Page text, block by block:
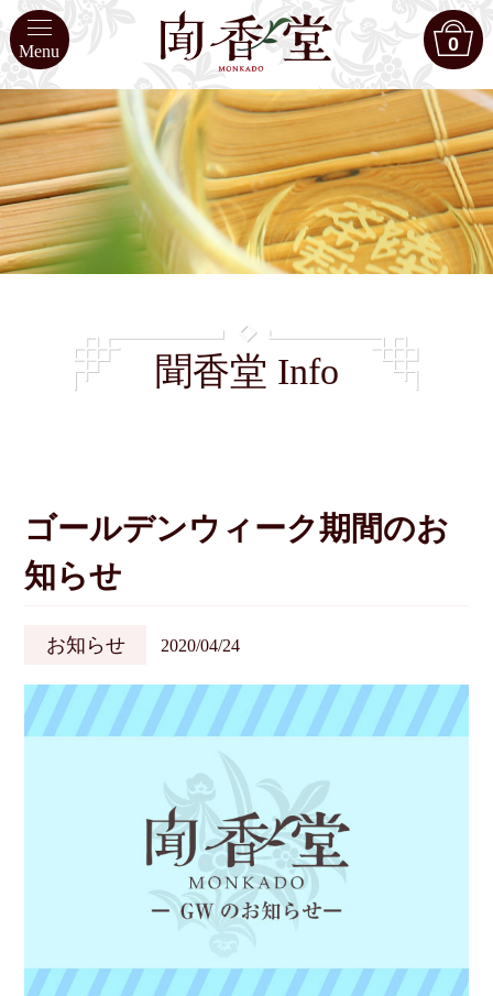
Menu 0
聞香堂 Info
ゴールデンウィーク期間のお
知らせ
お知らせ 2020/04/24